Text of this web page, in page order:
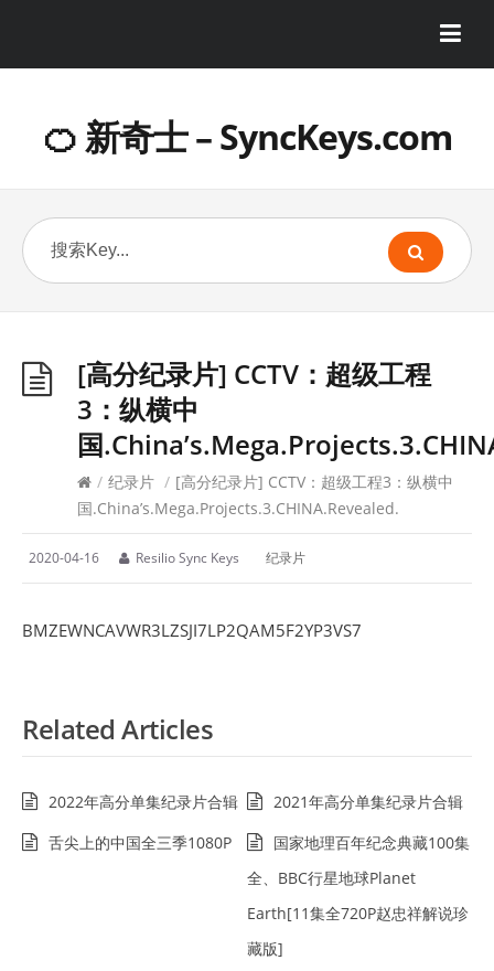
🍊 新奇士 – SyncKeys.com
[高分纪录片] CCTV：超级工程
3：纵横中
国
/ 纪录片 / [高分纪录片] CCTV：超级工程3：纵横中
国.China’s.Mega.Projects.3.CHINA.Revealed.
2020-04-16 Resilio Sync Keys 纪录片
BMZEWNCAVWR3LZSJI7LP2QAM5F2YP3VS7
Related Articles
2022年高分单集纪录片合辑
2021年高分单集纪录片合辑
舌尖上的中国全三季1080P
国家地理百年纪念典藏100集
全、BBC行星地球Planet
Earth[11集全720P赵忠祥解说珍
藏版]